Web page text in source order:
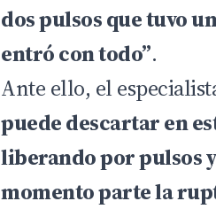
dos pulsos que tuvo
entró con todo”.
Ante ello, el
puede descartar en
liberando por pulsos
momento parte la